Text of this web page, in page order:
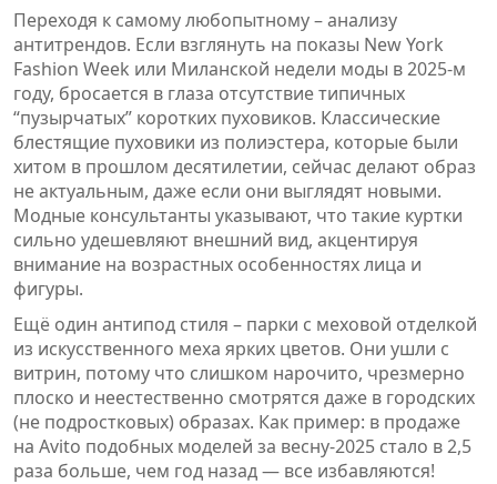
Переходя к самому любопытному – анализу
антитрендов. Если взглянуть на показы New York
Fashion Week или Миланской недели моды в 2025-м
году, бросается в глаза отсутствие типичных
“пузырчатых” коротких пуховиков. Классические
блестящие пуховики из полиэстера, которые были
хитом в прошлом десятилетии, сейчас делают образ
не актуальным, даже если они выглядят новыми.
Модные консультанты указывают, что такие куртки
сильно удешевляют внешний вид, акцентируя
внимание на возрастных особенностях лица и
фигуры.
Ещё один антипод стиля – парки с меховой отделкой
из искусственного меха ярких цветов. Они ушли с
витрин, потому что слишком нарочито, чрезмерно
плоско и неестественно смотрятся даже в городских
(не подростковых) образах. Как пример: в продаже
на Avito подобных моделей за весну-2025 стало в 2,5
раза больше, чем год назад — все избавляются!